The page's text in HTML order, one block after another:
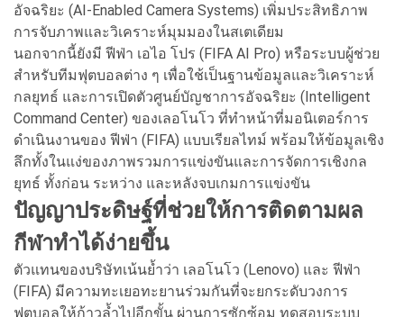
อัจฉริยะ (AI-Enabled Camera Systems) เพิ่มประสิทธิภาพ
การจับภาพและวิเคราะห์มุมมองในสเตเดียม
นอกจากนี้ยังมี ฟีฟ่า เอไอ โปร (FIFA AI Pro) หรือระบบผู้ช่วย
สำหรับทีมฟุตบอลต่าง ๆ เพื่อใช้เป็นฐานข้อมูลและวิเคราะห์
กลยุทธ์ และการเปิดตัวศูนย์บัญชาการอัจฉริยะ (Intelligent
Command Center) ของเลอโนโว ที่ทำหน้าที่มอนิเตอร์การ
ดำเนินงานของ ฟีฟ่า (FIFA) แบบเรียลไทม์ พร้อมให้ข้อมูลเชิง
ลึกทั้งในแง่ของภาพรวมการแข่งขันและการจัดการเชิงกล
ยุทธ์ ทั้งก่อน ระหว่าง และหลังจบเกมการแข่งขัน
ปัญญาประดิษฐ์ที่ช่วยให้การติดตามผล
กีฬาทำได้ง่ายขึ้น
ตัวแทนของบริษัทเน้นย้ำว่า เลอโนโว (Lenovo) และ ฟีฟ่า
(FIFA) มีความทะเยอทะยานร่วมกันที่จะยกระดับวงการ
ฟุตบอลให้ก้าวล้ำไปอีกขั้น ผ่านการซักซ้อม ทดสอบระบบ